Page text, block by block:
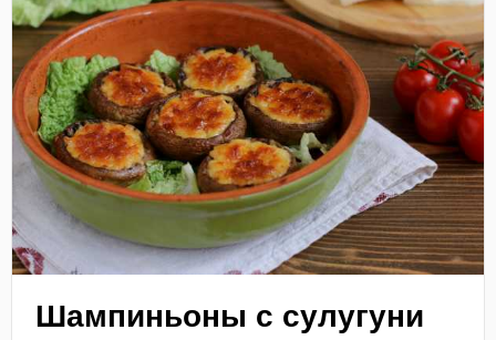
Шампиньоны с сулугуни